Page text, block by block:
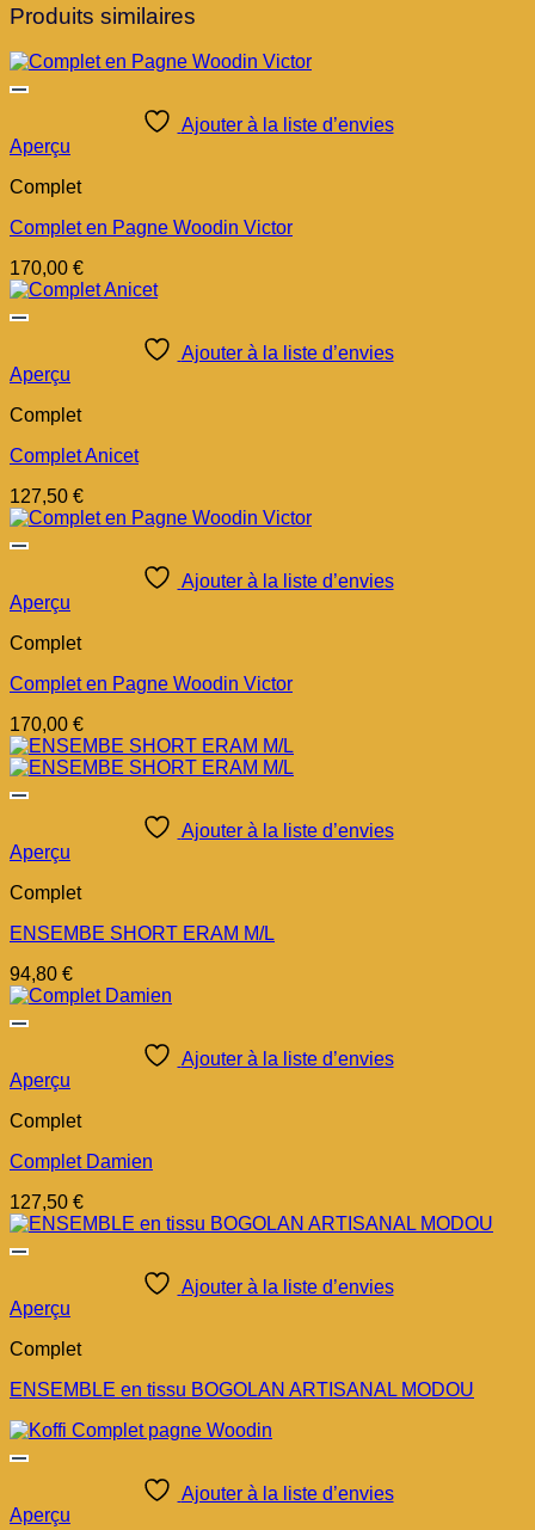
Produits similaires
Ajouter à la liste d’envies
Aperçu
Complet
Complet en Pagne Woodin Victor
170,00 €
Ajouter à la liste d’envies
Aperçu
Complet
Complet Anicet
127,50 €
Ajouter à la liste d’envies
Aperçu
Complet
Complet en Pagne Woodin Victor
170,00 €
Ajouter à la liste d’envies
Aperçu
Complet
ENSEMBE SHORT ERAM M/L
94,80 €
Ajouter à la liste d’envies
Aperçu
Complet
Complet Damien
127,50 €
Ajouter à la liste d’envies
Aperçu
Complet
ENSEMBLE en tissu BOGOLAN ARTISANAL MODOU
Ajouter à la liste d’envies
Aperçu